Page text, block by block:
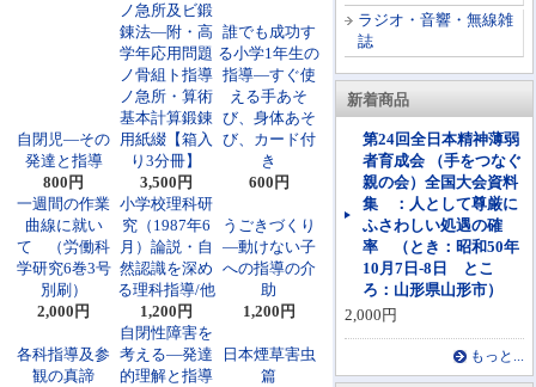
ラジオ・音響・無線雑
誌
新着商品
第24回全日本精神薄弱
者育成会 （手をつなぐ
親の会）全国大会資料
集 ：人として尊厳に
ふさわしい処遇の確
率 （とき：昭和50年
10月7日-8日 とこ
ろ：山形県山形市）
2,000円
もっと...
自閉児―その
発達と指導
800円
ノ急所及ビ鍛
錬法―附・高
学年応用問題
ノ骨組ト指導
ノ急所・算術
基本計算鍛錬
用紙綴【箱入
り3分冊】
3,500円
誰でも成功す
る小学1年生の
指導―すぐ使
える手あそ
び、身体あそ
び、カード付
き
600円
一週間の作業
曲線に就い
て （労働科
学研究6巻3号
別刷）
2,000円
小学校理科研
究（1987年6
月）論説・自
然認識を深め
る理科指導/他
1,200円
うごきづくり
―動けない子
への指導の介
助
1,200円
各科指導及参
観の真諦
自閉性障害を
考える―発達
的理解と指導
日本煙草害虫
篇